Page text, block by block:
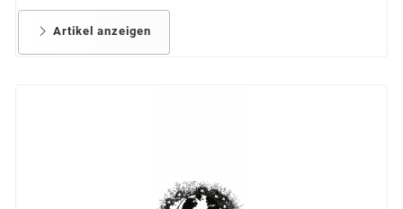
Artikel anzeigen